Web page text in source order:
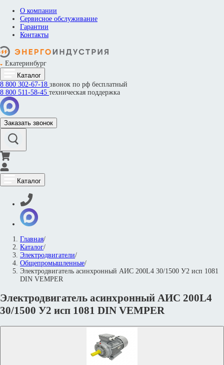
О компании
Сервисное обслуживание
Гарантии
Контакты
Екатеринбург
Каталог
8 800 302-67-18 звонок по рф бесплатный
8 800 511-58-45 техническая поддержка
Заказать звонок
Каталог
Главная/
Каталог/
Электродвигатели/
Общепромышленные/
Электродвигатель асинхронный АИС 200L4 30/1500 У2 исп 1081
DIN VEMPER
Электродвигатель асинхронный АИС 200L4
30/1500 У2 исп 1081 DIN VEMPER